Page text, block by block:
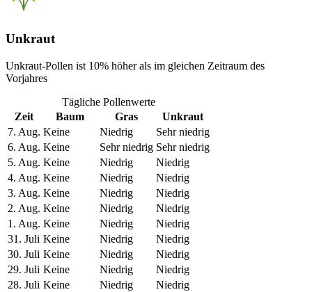
Unkraut
Unkraut-Pollen ist 10% höher als im gleichen Zeitraum des
Vorjahres
Tägliche Pollenwerte
Zeit
Baum Gras
Unkraut
7. Aug. Keine Niedrig
Sehr niedrig
6. Aug. Keine Sehr niedrig Sehr niedrig
5. Aug. Keine Niedrig
Niedrig
4. Aug. Keine Niedrig
Niedrig
3. Aug. Keine Niedrig
Niedrig
2. Aug. Keine Niedrig
Niedrig
1. Aug. Keine Niedrig
Niedrig
31. Juli Keine Niedrig
Niedrig
30. Juli Keine Niedrig
Niedrig
29. Juli Keine Niedrig
Niedrig
28. Juli Keine Niedrig
Niedrig